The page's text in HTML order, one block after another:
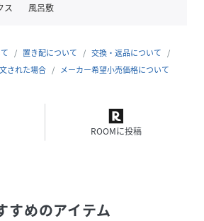
ス 風呂敷
置き配について
交換・返品について
された場合
メーカー希望小売価格について
ROOMに投稿
すめのアイテム